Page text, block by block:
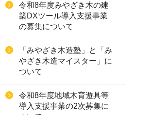
令和8年度みやざき木の建
築DXツール導入支援事業
の募集について
「みやざき木造塾」と「み
やざき木造マイスター」に
ついて
令和8年度地域木育遊具等
導入支援事業の2次募集に